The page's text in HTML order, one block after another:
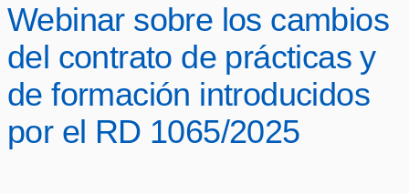
Webinar sobre los cambios
del contrato de prácticas y
de formación introducidos
por el RD 1065/2025